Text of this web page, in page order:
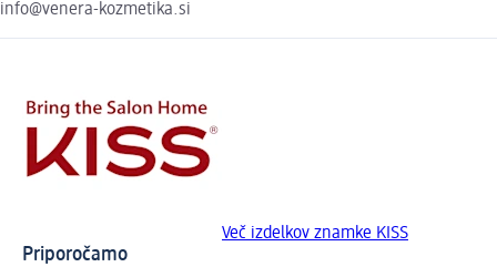
info@venera-kozmetika.si
Več izdelkov znamke KISS
Priporočamo